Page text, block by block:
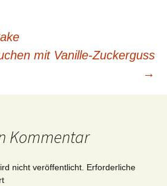
mit Vanille-Zuckerguss
→
Kommentar
nicht veröffentlicht. Erforderliche